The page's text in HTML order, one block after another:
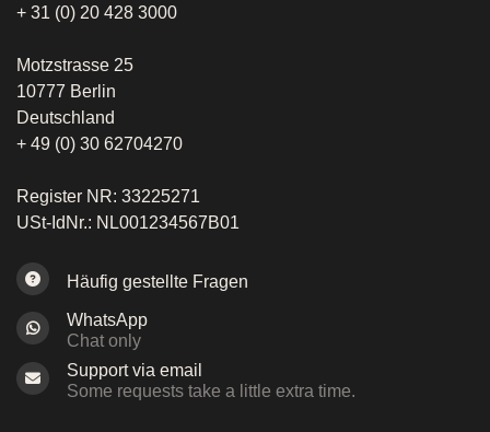
+ 31 (0) 20 428 3000
Motzstrasse 25
10777 Berlin
Deutschland
+ 49 (0) 30 62704270
Register NR: 33225271
USt-IdNr.: NL001234567B01
Häufig gestellte Fragen
WhatsApp
Chat only
Support via email
Some requests take a little extra time.